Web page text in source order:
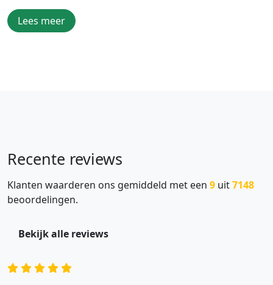
Lees meer
Recente reviews
Klanten waarderen ons gemiddeld met een 9 uit7148
beoordelingen.
Bekijk alle reviews